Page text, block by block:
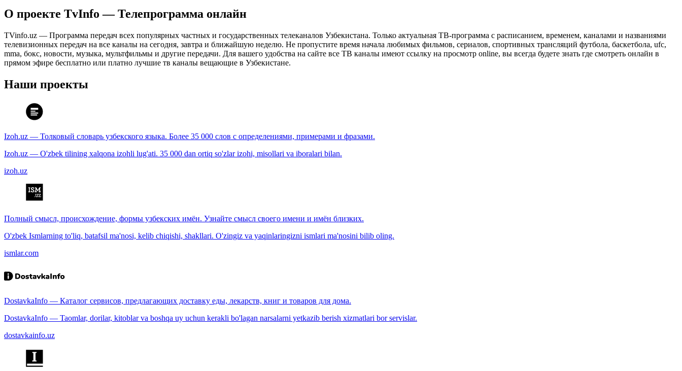
О проекте TvInfo — Телепрограмма онлайн
TVinfo.uz — Программа передач всех популярных частных и государственных телеканалов Узбекистана. Только актуальная ТВ-программа с расписанием, временем, каналами и названиями
телевизионных передач на все каналы на сегодня, завтра и ближайшую неделю. Не пропустите время начала любимых фильмов, сериалов, спортивных трансляций футбола, баскетбола, ufc,
mma, бокс, новости, музыка, мультфильмы и другие передачи. Для вашего удобства на сайте все ТВ каналы имеют ссылку на просмотр online, вы всегда будете знать где смотреть онлайн в
прямом эфире бесплатно или платно лучшие тв каналы вещающие в Узбекистане.
Наши проекты
Izoh.uz — Толковый словарь узбекского языка. Более 35 000 слов с определениями, примерами и фразами.
Izoh.uz — O'zbek tilining xalqona izohli lug'ati. 35 000 dan ortiq so'zlar izohi, misollari va iboralari bilan.
izoh.uz
Полный смысл, происхождение, формы узбекских имён. Узнайте смысл своего имени и имён близких.
O'zbek Ismlarning to'liq, batafsil ma'nosi, kelib chiqishi, shakllari. O'zingiz va yaqinlaringizni ismlari ma'nosini bilib oling.
ismlar.com
DostavkaInfo — Каталог сервисов, предлагающих доставку еды, лекарств, книг и товаров для дома.
DostavkaInfo — Taomlar, dorilar, kitoblar va boshqa uy uchun kerakli bo'lagan narsalarni yetkazib berish xizmatlari bor servislar.
dostavkainfo.uz